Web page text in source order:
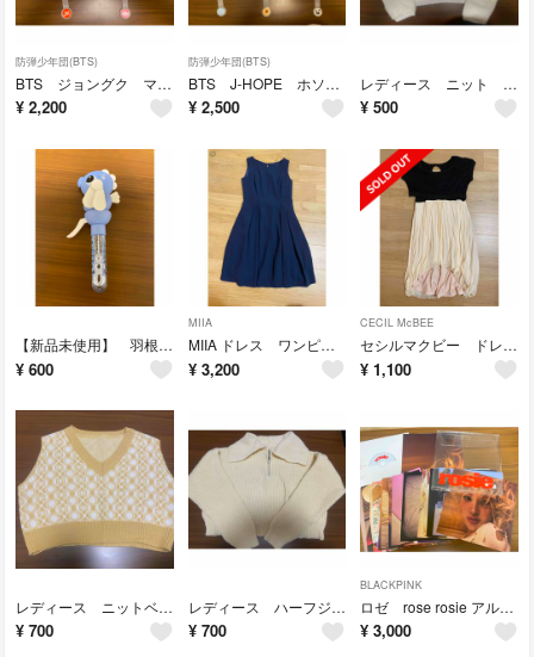
防弾少年団(BTS)
BTS ジョングク マスター ビッグうちわ まとめ売り JUNGKOOK グク
¥ 2,200
防弾少年団(BTS)
BTS J-HOPE ホソク マスター ビッグうちわ まとめ売り マスタニム
¥ 2,500
レディース ニット 長袖 ホワイト 白 Ｍサイズ フェザーニット 春シーズン
¥ 500
【新品未使用】 羽根つき シャボン玉 タツノオトシゴ 子供 おもちゃ 外遊び
¥ 600
MIIA
MIIA ドレス ワンピース ネイビー レース リボン取り外し可能 サイズ9AR
¥ 3,200
CECIL McBEE
セシルマクビー ドレス プリーツ スカート ワンピース ブラック ベージュ
¥ 1,100
レディース ニットベスト 黄色 イエロー 幾何学模様 フリーサイズ
¥ 700
レディース ハーフジップ ニット オフホワイト 長袖 Mサイズ 襟付き
¥ 700
BLACKPINK
ロゼ rose rosie アルバム CD トレカなし BLACKPINK
¥ 3,000